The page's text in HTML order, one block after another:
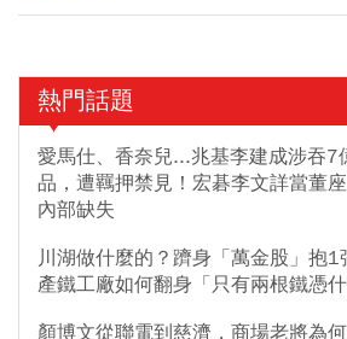
熱門話題
愛馬仕、香奈兒...兆基李建成涉吞7
品，遭羈押禁見！宏碁李文詳當董
內部缺失
川湖做什麼的？躋身「萬金股」抱
產鐵工廠如何翻身「只有兩根鐵憑
顏博文從聯電到慈濟，商場老將為